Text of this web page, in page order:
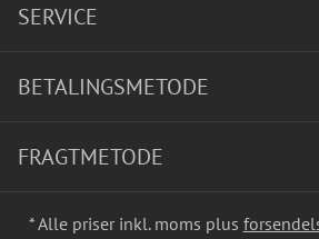
SERVICE
BETALINGSMETODE
FRAGTMETODE
* Alle priser inkl. moms plus